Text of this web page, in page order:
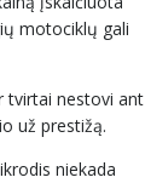
motociklų gali
tvirtai nestovi ant
už prestižą.
niekada